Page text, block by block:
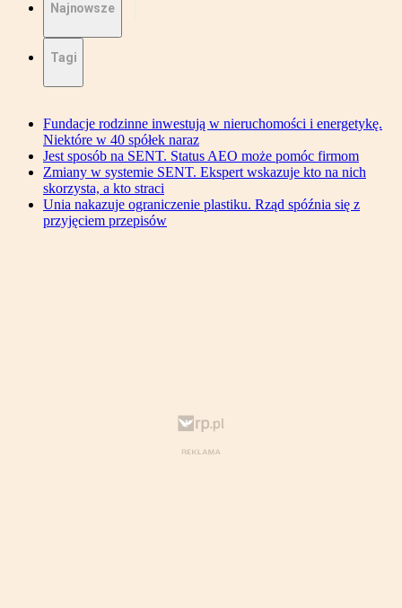
Najnowsze
Tagi
Fundacje rodzinne inwestują w nieruchomości i energetykę.
Niektóre w 40 spółek naraz
Jest sposób na SENT. Status AEO może pomóc firmom
Zmiany w systemie SENT. Ekspert wskazuje kto na nich
skorzysta, a kto straci
Unia nakazuje ograniczenie plastiku. Rząd spóźnia się z
przyjęciem przepisów